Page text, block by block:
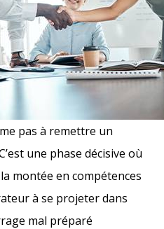
pas à remettre un
une phase décisive où
montée en compétences
à se projeter dans
mal préparé